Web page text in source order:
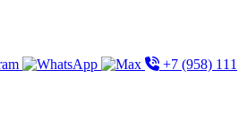
+7 (958) 111